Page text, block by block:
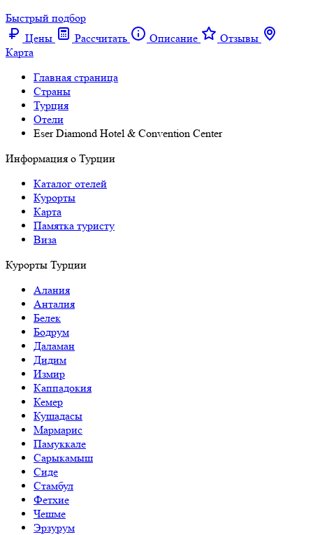
Быстрый подбор
Цены
Рассчитать Описание
Отзывы
Карта
Главная страница
Cтраны
Турция
Отели
Eser Diamond Hotel & Convention Center
Информация о Турции
Каталог отелей
Курорты
Карта
Памятка туристу
Виза
Курорты Турции
Алания
Анталия
Белек
Бодрум
Даламан
Дидим
Измир
Каппадокия
Кемер
Кушадасы
Мармарис
Памуккале
Сарыкамыш
Сиде
Стамбул
Фетхие
Чешме
Эрзурум